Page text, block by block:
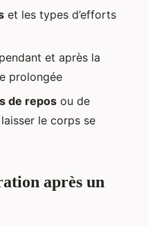
et les types d’efforts
pendant et après la
prolongée
de repos ou de
le corps se
après un